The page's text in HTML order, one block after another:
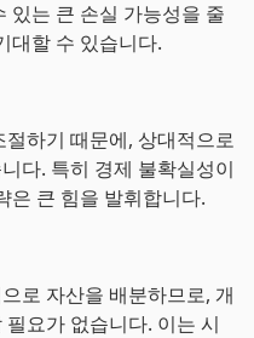
있는 큰 손실 가능성을 줄
대할 수 있습니다.
하기 때문에, 상대적으로
다. 특히 경제 불확실성이
은 큰 힘을 발휘합니다.
로 자산을 배분하므로, 개
요가 없습니다. 이는 시